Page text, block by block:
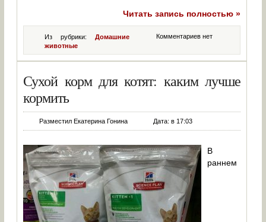
Читать запись полностью »
Комментариев нет
Из рубрики:Домашние
животные
Сухой корм для котят: каким лучше
кормить
Разместил Екатерина Гонина Дата: в 17:03
В
раннем